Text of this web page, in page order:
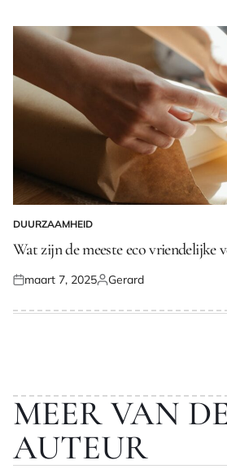
GEPLAATST
IN
DUURZAAMHEID
Wat zijn de meeste eco vriendelijke
Geplaatst
maart 7, 2025Geplaatst
Gerard
MEER VAN
AUTEUR